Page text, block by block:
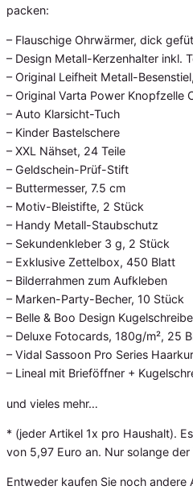
packen:
– Flauschige Ohrwärmer, dick
– Design Metall-Kerzenhalter inkl.
– Original Leifheit Metall-
– Original Varta Power Knopfzelle
– Auto Klarsicht-Tuch
– Kinder Bastelschere
– XXL Nähset, 24 Teile
– Geldschein-Prüf-Stift
– Buttermesser, 7.5 cm
– Motiv-Bleistifte, 2 Stück
– Handy Metall-Staubschutz
– Sekundenkleber 3 g, 2 Stück
– Exklusive Zettelbox, 450 Blatt
– Bilderrahmen zum Aufkleben
– Marken-Party-Becher, 10 Stück
– Belle & Boo Design
– Deluxe Fotocards, 180g/m², 25
– Vidal Sassoon Pro Series
– Lineal mit Brieföffner +
und vieles mehr…
* (jeder Artikel 1x pro Haushalt).
von 5,97 Euro an. Nur solange
Entweder kaufen Sie noch andere